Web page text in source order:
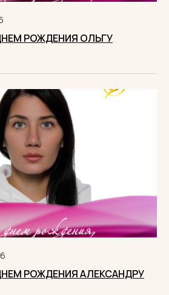
РОЖДЕНИЯ ОЛЬГУ
РОЖДЕНИЯ АЛЕКСАНДРУ